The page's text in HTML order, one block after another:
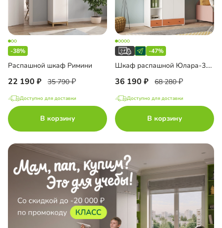
-38%
Распашной шкаф Римини
22 190 35 790
Доступно для доставки
В корзину
-47%
Шкаф распашной Юлара-3.1Н
36 190 68 280
Доступно для доставки
В корзину